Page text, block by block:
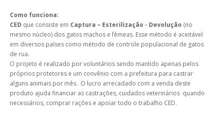
Como funciona:
CED que consiste em Captura – Esterilização - Devolução (no
mesmo núcleo) dos gatos machos e fêmeas. Esse método é aceitável
em diversos países como método de controle populacional de gatos
de rua.
O projeto é realizado por voluntários sendo mantido apenas pelos
próprios protetores e um convênio com a prefeitura para castrar
alguns animais por mês. O lucro arrecadado com a venda deste
produto ajuda financiar as castrações, cuidados veterinários quando
necessários, comprar rações e apoiar todo o trabalho CED.